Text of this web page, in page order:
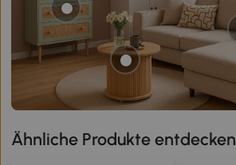
Ähnliche Produkte entdecken